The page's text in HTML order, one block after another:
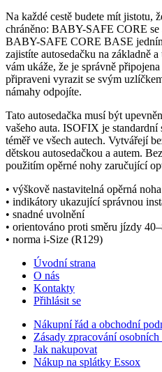
Na každé cestě budete mít jistotu,
chráněno: BABY-SAFE CORE se
BABY-SAFE CORE BASE
zajistíte autosedačku na základně
vám ukáže, že je správně
připraveni vyrazit se svým
námahy odpojíte.
Tato autosedačka musí být
vašeho auta. ISOFIX je
téměř ve všech autech. Vytvářejí
dětskou autosedačkou a autem.
použitím opěrné nohy zaručující
• výškově nastavitelná opěrná noha
• indikátory ukazující správnou
• snadné uvolnění
• orientováno proti směru jízdy
• norma i-Size (R129)
Úvodní strana
O nás
Kontakty
Přihlásit se
Nákupní řád a obchodní
Zásady zpracování osobních
Jak nakupovat
Nákup na splátky Essox